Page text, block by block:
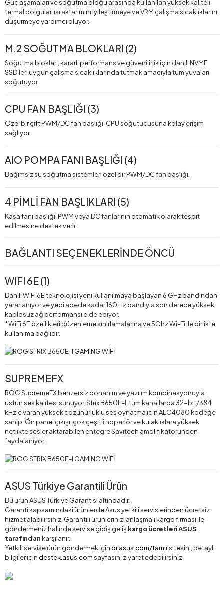
Güç aşamaları ve soğutma bloğu arasında kullanılan yüksek kaliteli
termal dolgular, ısı aktarımını iyileştirmeye ve VRM çalışma sıcaklıklarını
düşürmeye yardımcı oluyor.
M.2 SOĞUTMA BLOKLARI (2)
Soğutma blokları, kararlı performans ve güvenilirlik için dahili NVME
SSD’leri uygun çalışma sıcaklıklarında tutmak amacıyla tüm yuvaları
soğutuyor.
CPU FAN BAŞLIĞI (3)
Özel bir çift PWM/DC fan başlığı, CPU soğutucusuna kolay erişim
sağlıyor.
AIO POMPA FANI BAŞLIĞI (4)
Bağımsız su soğutma sistemleri özel bir PWM/DC fan başlığı.
4 PİMLİ FAN BAŞLIKLARI (5)
Kasa fanı başlığı, PWM veya DC fanlarının otomatik olarak tespit
edilmesine destek verir.
BAĞLANTI SEÇENEKLERİNDE ÖNCÜ
WIFI 6E (1)
Dahili WiFi 6E teknolojisi yeni kullanılmaya başlayan 6 GHz bandından
yararlanıyor ve yedi adede kadar 160 Hz bandıyla son derece yüksek
kablosuz ağ performansı elde ediyor.
*WiFi 6E özellikleri düzenleme sınırlamalarına ve 5Ghz Wi-Fi ile birlikte
kullanıma bağlıdır.
SUPREMEFX
ROG SupremeFX benzersiz donanım ve yazılım kombinasyonuyla
üstün ses kalitesi sunuyor. Strix B650E-I, tüm kanallarda 32-bit/384
kHz’e varan yüksek çözünürlüklü ses oynatma için ALC4080 kodeğe
sahip. Ön panel çıkışı, çok çeşitli hoparlör ve kulaklıklara yüksek
netlikte sesler aktarabilen entegre Savitech amplifikatöründen
faydalanıyor.
ASUS Türkiye Garantili Ürün
Bu ürün ASUS Türkiye Garantisi altındadır.
Garanti kapsamındaki ürünlerde Asus yetkili servislerinden ücretsiz
hizmet alabilirsiniz. Garantili ürünlerinizi anlaşmalı kargo firması ile
göndermeniz halinde servise gidiş geliş kargo ücretleri ASUS
tarafındankarşılanır.
Yetkili servise ürün göndermek için qr.asus.com/tamirsitesini, detaylı
bilgiler için destek.asus.comsayfasını ziyaret edebilirsiniz